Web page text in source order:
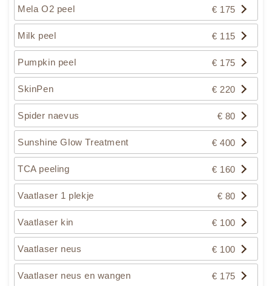
Mela O2 peel € 175
Milk peel € 115
Pumpkin peel € 175
SkinPen € 220
Spider naevus € 80
Sunshine Glow Treatment € 400
TCA peeling € 160
Vaatlaser 1 plekje € 80
Vaatlaser kin € 100
Vaatlaser neus € 100
Vaatlaser neus en wangen € 175